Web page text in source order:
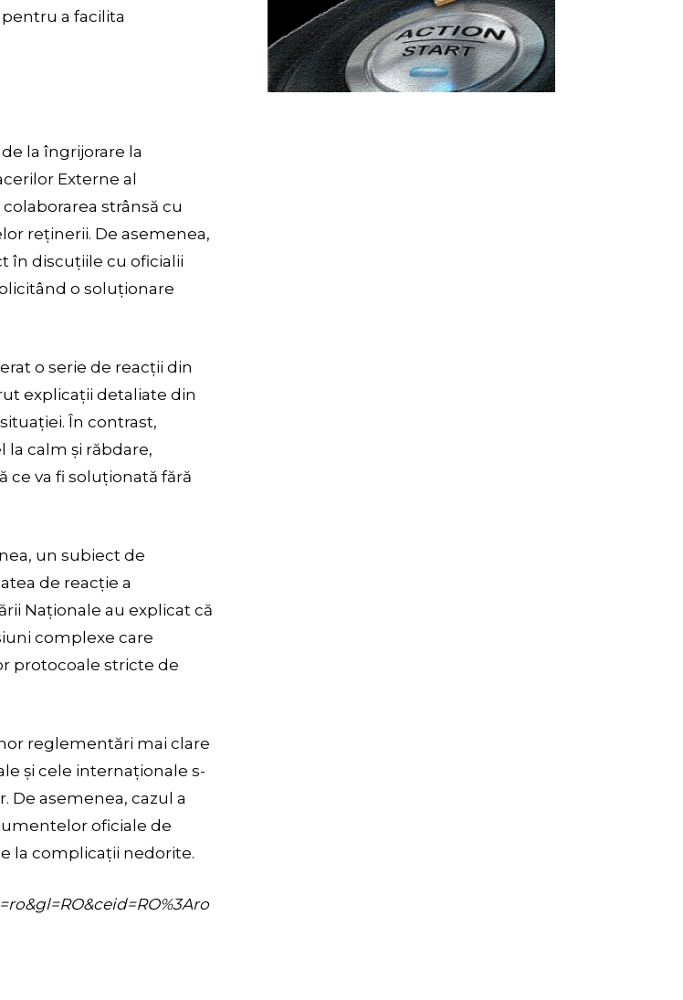
a facilita
la îngrijorare la
Externe al
strânsă cu
reținerii. De asemenea,
în discuțiile cu oficialii
o soluționare
o serie de reacții din
explicații detaliate din
În contrast,
calm și răbdare,
ce va fi soluționată fără
un subiect de
de reacție a
Naționale au explicat că
complexe care
protocoale stricte de
reglementări mai clare
și cele internaționale s-
De asemenea, cazul a
oficiale de
la complicații nedorite.